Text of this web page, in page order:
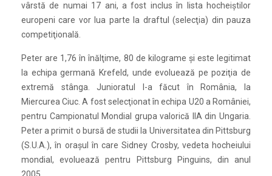
vârstă de numai 17 ani, a fost inclus în lista hocheiştilor
europeni care vor lua parte la draftul (selecţia) din pauza
competiţională.
Peter are 1,76 în înălţime, 80 de kilograme şi este legitimat
la echipa germană Krefeld, unde evoluează pe poziţia de
extremă stânga. Junioratul l-a făcut în România, la
Miercurea Ciuc. A fost selecţionat în echipa U20 a României,
pentru Campionatul Mondial grupa valorică IIA din Ungaria.
Peter a primit o bursă de studii la Universitatea din Pittsburg
(S.U.A.), în oraşul în care Sidney Crosby, vedeta hocheiului
mondial, evoluează pentru Pittsburg Pinguins, din anul